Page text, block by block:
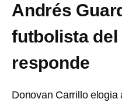
Andrés
futbolista del
responde
Donovan Carrillo elogia